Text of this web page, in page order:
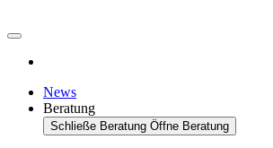
News
Beratung
Schließe Beratung Öffne Beratung